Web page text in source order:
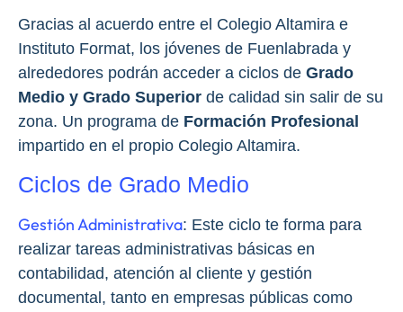
Gracias al acuerdo entre el Colegio Altamira e
Instituto Format, los jóvenes de Fuenlabrada y
alrededores podrán acceder a ciclos de Grado
Medio y Grado Superior de calidad sin salir de su
zona. Un programa de Formación Profesional
impartido en el propio Colegio Altamira.
Ciclos de Grado Medio
Gestión Administrativa: Este ciclo te forma para
realizar tareas administrativas básicas en
contabilidad, atención al cliente y gestión
documental, tanto en empresas públicas como